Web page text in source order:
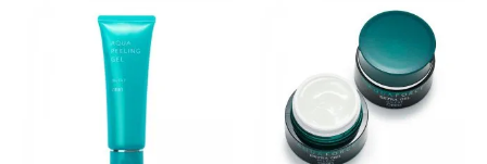
生成を抑え、シミ・ソバカスを防ぐ
*2 美白（メラニンの生成を抑え、
シミ・ソバカスを防ぐ）と保湿のこ
と*3 明るく澄んだ肌を目指す保湿
成分と、メラニンの生成を抑え、シ
ミ・ソバカスを防ぐ美白有効成分を
組み合わせた複合成分*4 グリチル
W*4 2022年5月 Mintel社データベ
ース及び先行技術調査による当社調
べ*5 オトギリソウエキス配合＝肌
にうるおいを与え、うるおいに満ち
たハリツヤ肌へ導く保湿成分
組み合わせた複合洗浄成分「リンゴ
酸 LP(*1)」を配合し、毛穴の黒ずみ
汚れを繰り返しません。さらに、
「CISブースター(*2)」配合で、あな
た本来の清潔透明肌へと導きます。
毛穴の汚れをしっかり洗い流す期待
感が高まる黒と、優しく肌に吸い付
スエキスとHSP（ヒートショックプ
ロテイン）(*4)の合わせ技で、目
元、フェイスラインなど、年齢を重
ねるにつれハリ不足、うるおい低下
を感じやすい部位に働きかけ、ハリ
感のある肌へ導きます。さらに、水
でも油でもない第3の成分、even